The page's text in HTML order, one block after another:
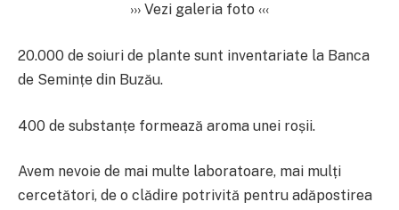
››› Vezi galeria foto ‹‹‹
20.000 de soiuri de plante sunt inventariate la Banca
de Semințe din Buzău.
400 de substanțe formează aroma unei roșii.
Avem nevoie de mai multe laboratoare, mai mulți
cercetători, de o clădire potrivită pentru adăpostirea